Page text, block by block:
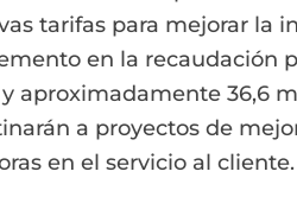
tarifas para mejorar la
en la recaudación
aproximadamente 36,6
a proyectos de
en el servicio al cliente.